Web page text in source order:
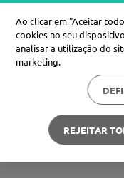
Procure no
Pesquisas mais comuns
xiaomi Carteira
Ao clicar em "Aceitar
cookies no seu
analisar a utilização do
marketing.
REJEITAR